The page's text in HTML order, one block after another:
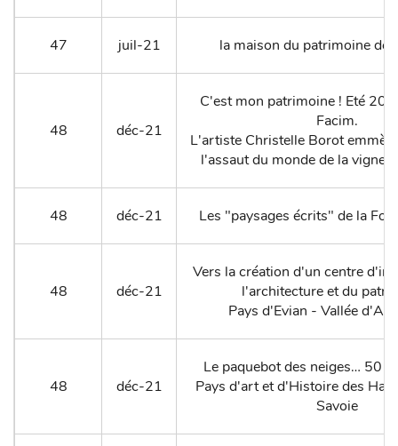
47 juil-21 la maison du patrimoine de
48 déc-21
C'est mon patrimoine ! Eté
Facim.
L'artiste Christelle Borot
l'assaut du monde de la vigne
48 déc-21 Les "paysages écrits" de la
48 déc-21
Vers la création d'un centre
l'architecture et du
Pays d'Evian - Vallée
48 déc-21
Le paquebot des neiges… 50
Pays d'art et d'Histoire des
Savoie